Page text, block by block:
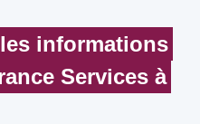
informations
Services à